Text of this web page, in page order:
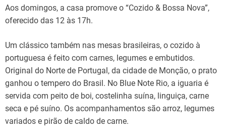
Aos domingos, a casa promove o “Cozido & Bossa Nova”,
oferecido das 12 às 17h.
Um clássico também nas mesas brasileiras, o cozido à
portuguesa é feito com carnes, legumes e embutidos.
Original do Norte de Portugal, da cidade de Monção, o prato
ganhou o tempero do Brasil. No Blue Note Rio, a iguaria é
servida com peito de boi, costelinha suína, linguiça, carne
seca e pé suíno. Os acompanhamentos são arroz, legumes
variados e pirão de caldo de carne.